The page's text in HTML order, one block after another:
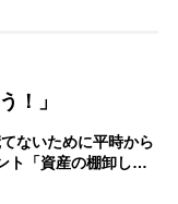
！」
ないために平時から
ト「資産の棚卸し…